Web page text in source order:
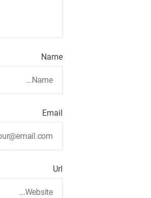
Name
Email
Url